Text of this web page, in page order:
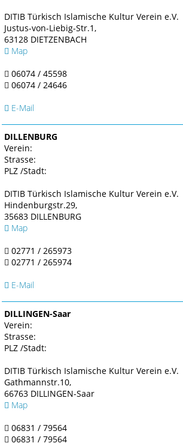
DITIB Türkisch Islamische Kultur Verein e.V.
Justus-von-Liebig-Str.1,
63128 DIETZENBACH
Map
06074 / 45598
06074 / 24646
E-Mail
DILLENBURG
Verein:
Strasse:
PLZ /Stadt:
DITIB Türkisch Islamische Kultur Verein e.V.
Hindenburgstr.29,
35683 DILLENBURG
Map
02771 / 265973
02771 / 265974
E-Mail
DILLINGEN-Saar
Verein:
Strasse:
PLZ /Stadt:
DITIB Türkisch Islamische Kultur Verein e.V.
Gathmannstr.10,
66763 DILLINGEN-Saar
Map
06831 / 79564
06831 / 79564